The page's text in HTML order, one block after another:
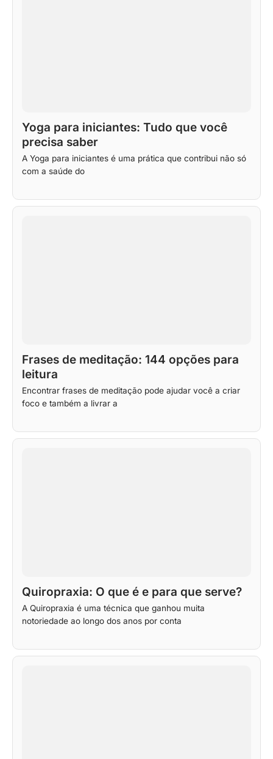
Yoga para iniciantes: Tudo que você
precisa saber
A Yoga para iniciantes é uma prática que contribui não só
com a saúde do
Frases de meditação: 144 opções para
leitura
Encontrar frases de meditação pode ajudar você a criar
foco e também a livrar a
Quiropraxia: O que é e para que serve?
A Quiropraxia é uma técnica que ganhou muita
notoriedade ao longo dos anos por conta